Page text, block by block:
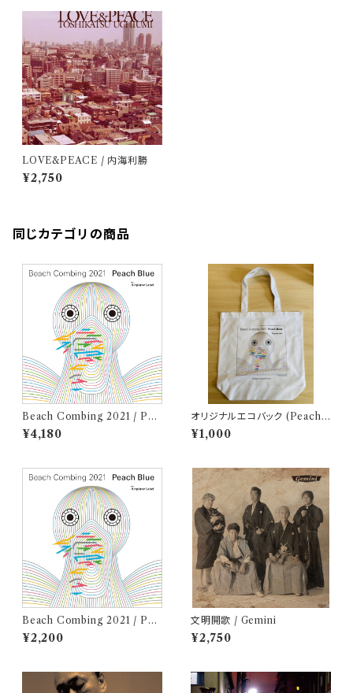
LOVE&PEACE / 内海利勝
¥2,750
同じカテゴリの商品
Beach Combing 2021 / Pea
ch Blue (LPレコード＋CD)
¥4,180
オリジナルエコバック (Peach
Blue - Beach Combing 202
1)
¥1,000
Beach Combing 2021 / Pea
ch Blue (CD)
¥2,200
文明開歌 / Gemini
¥2,750